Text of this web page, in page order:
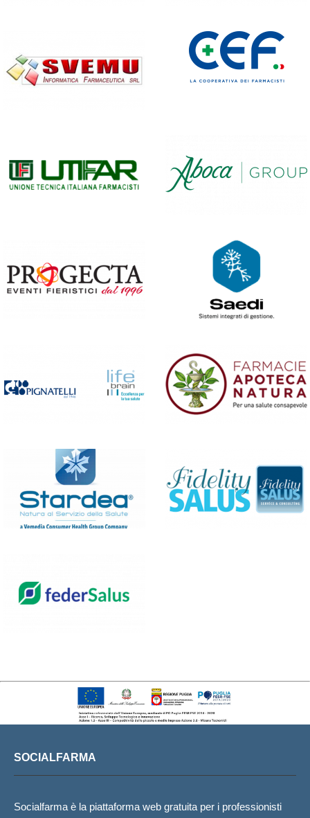
SOCIALFARMA
Socialfarma è la piattaforma web gratuita per i professionisti